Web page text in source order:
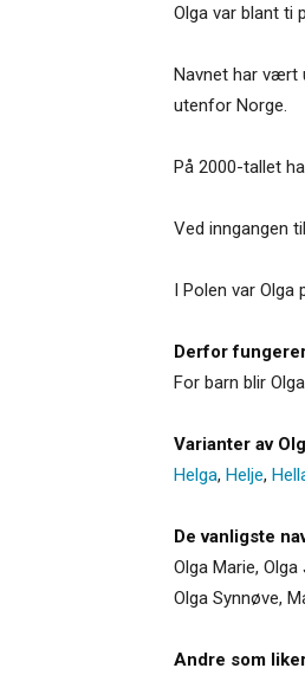
Olga var blant ti
Navnet har vært
utenfor Norge.
På 2000-tallet
Ved inngangen
I Polen var Olga
Derfor
For barn blir
Varianter av
Helga, Helje,
De vanligste
Olga Marie,
Olga Synnøve,
Andre som